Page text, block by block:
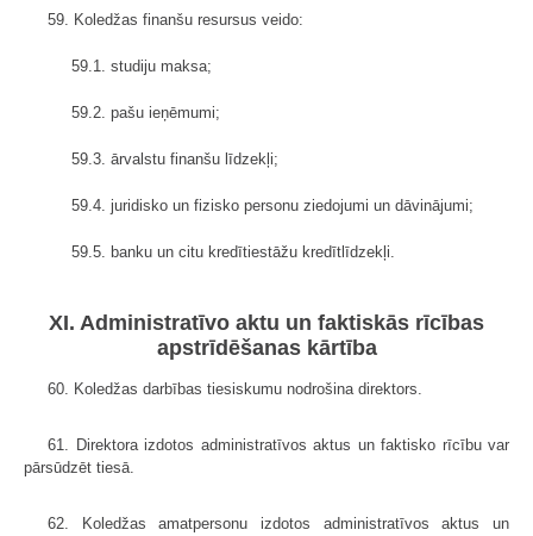
59. Koledžas finanšu resursus veido:
59.1. studiju maksa;
59.2. pašu ieņēmumi;
59.3. ārvalstu finanšu līdzekļi;
59.4. juridisko un fizisko personu ziedojumi un dāvinājumi;
59.5. banku un citu kredītiestāžu kredītlīdzekļi.
XI. Administratīvo aktu un faktiskās rīcības
apstrīdēšanas kārtība
60. Koledžas darbības tiesiskumu nodrošina direktors.
61. Direktora izdotos administratīvos aktus un faktisko rīcību var
pārsūdzēt tiesā.
62. Koledžas amatpersonu izdotos administratīvos aktus un